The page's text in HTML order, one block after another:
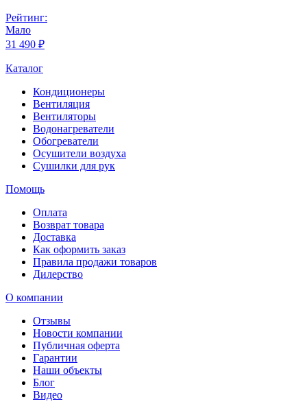
Рейтинг:
Мало
31 490 ₽
Каталог
Кондиционеры
Вентиляция
Вентиляторы
Водонагреватели
Обогреватели
Осушители воздуха
Сушилки для рук
Помощь
Оплата
Возврат товара
Доставка
Как оформить заказ
Правила продажи товаров
Дилерство
О компании
Отзывы
Новости компании
Публичная оферта
Гарантии
Наши объекты
Блог
Видео